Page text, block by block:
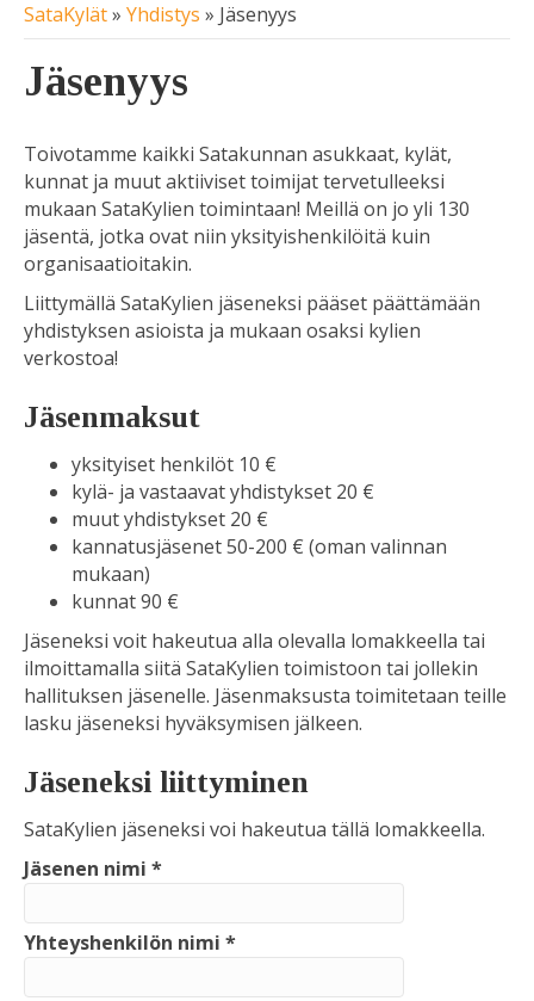
SataKylät» Yhdistys » Jäsenyys
Jäsenyys
Toivotamme kaikki Satakunnan asukkaat, kylät,
kunnat ja muut aktiiviset toimijat tervetulleeksi
mukaan SataKylien toimintaan! Meillä on jo yli 130
jäsentä, jotka ovat niin yksityishenkilöitä kuin
organisaatioitakin.
Liittymällä SataKylien jäseneksi pääset päättämään
yhdistyksen asioista ja mukaan osaksi kylien
verkostoa!
Jäsenmaksut
yksityiset henkilöt 10 €
kylä- ja vastaavat yhdistykset 20 €
muut yhdistykset 20 €
kannatusjäsenet 50-200 € (oman valinnan
mukaan)
kunnat 90 €
Jäseneksi voit hakeutua alla olevalla lomakkeella tai
ilmoittamalla siitä SataKylien toimistoon tai jollekin
hallituksen jäsenelle. Jäsenmaksusta toimitetaan teille
lasku jäseneksi hyväksymisen jälkeen.
Jäseneksi liittyminen
SataKylien jäseneksi voi hakeutua tällä lomakkeella.
Jäsenen nimi *
Yhteyshenkilön nimi *